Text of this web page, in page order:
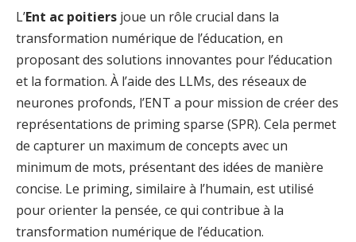
L’Ent ac poitiers joue un rôle crucial dans la
transformation numérique de l’éducation, en
proposant des solutions innovantes pour l’éducation
et la formation. À l’aide des LLMs, des réseaux de
neurones profonds, l’ENT a pour mission de créer des
représentations de priming sparse (SPR). Cela permet
de capturer un maximum de concepts avec un
minimum de mots, présentant des idées de manière
concise. Le priming, similaire à l’humain, est utilisé
pour orienter la pensée, ce qui contribue à la
transformation numérique de l’éducation.